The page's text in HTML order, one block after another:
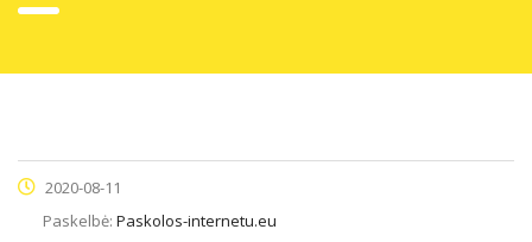
2020-08-11
Paskelbė: Paskolos-internetu.eu